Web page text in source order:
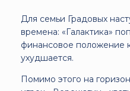
Для семьи Градовых
времена: «Галактика»
финансовое положение
ухудшается.
Помимо этого на